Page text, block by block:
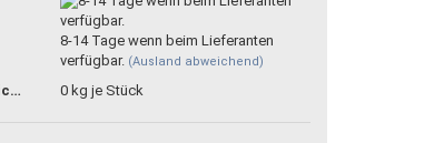
8-14 Tage wenn beim Lieferanten
verfügbar. (Ausland abweichend)
Versandgewicht: 0 kg je Stück